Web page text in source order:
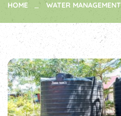
HOME WATER MANAGEMENT